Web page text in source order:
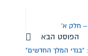
– חלק א'
הפוסט הבא
המלך החדשים"